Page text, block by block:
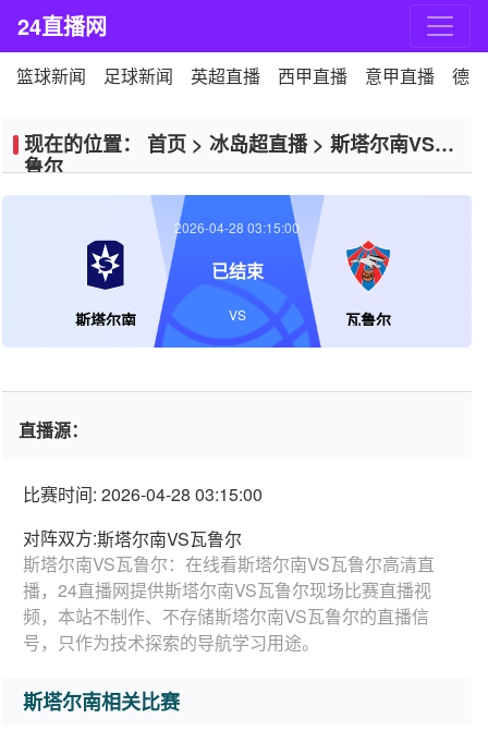
24直播网
篮球新闻 足球新闻 英超直播 西甲直播 意甲直播 德
现在的位置： 首页 > 冰岛超直播> 斯塔尔南VS瓦
鲁尔
斯塔尔南 瓦鲁尔
2026-04-28 03:15:00
已结束
VS
直播源：
比赛时间: 2026-04-28 03:15:00
对阵双方:斯塔尔南VS瓦鲁尔
斯塔尔南VS瓦鲁尔：在线看斯塔尔南VS瓦鲁尔高清直
播，24直播网提供斯塔尔南VS瓦鲁尔现场比赛直播视
频，本站不制作、不存储斯塔尔南VS瓦鲁尔的直播信
号，只作为技术探索的导航学习用途。
斯塔尔南相关比赛